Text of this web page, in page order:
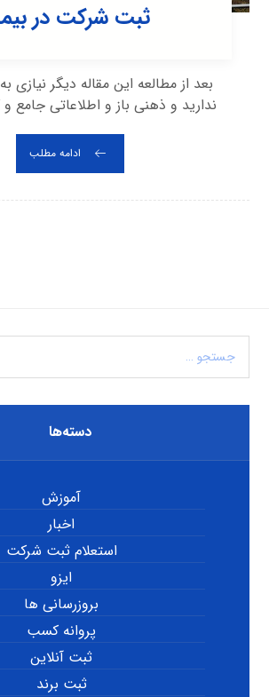
ثبت شرکت در
بعد از مطالعه این مقاله دیگر نیازی
ندارید و ذهنی باز و اطلاعاتی جامع
ادامه مطلب
دسته‌ها
آموزش
اخبار
استعلام ثبت شرکت
ایزو
بروزرسانی ها
پروانه کسب
ثبت آنلاین
ثبت برند